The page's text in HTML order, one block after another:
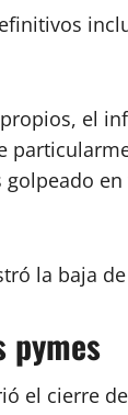
el
la baja
pymes
el cierre